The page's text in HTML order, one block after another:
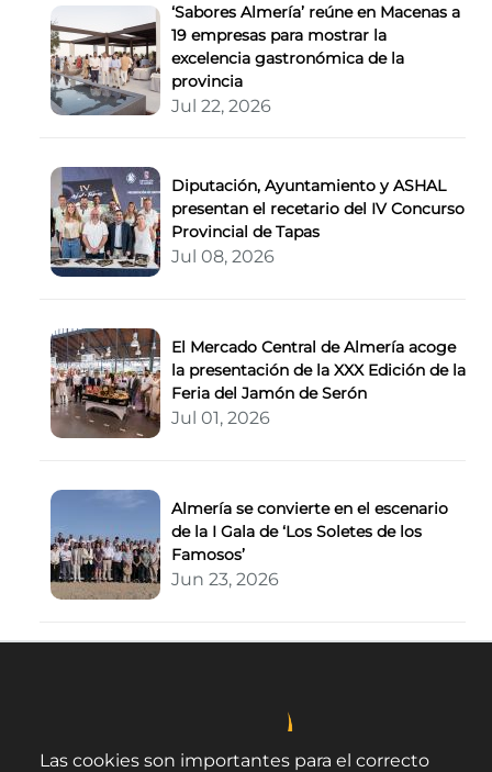
‘Sabores Almería’ reúne en Macenas a
19 empresas para mostrar la
excelencia gastronómica de la
provincia
Jul 22, 2026
Diputación, Ayuntamiento y ASHAL
presentan el recetario del IV Concurso
Provincial de Tapas
Jul 08, 2026
El Mercado Central de Almería acoge
la presentación de la XXX Edición de la
Feria del Jamón de Serón
Jul 01, 2026
Almería se convierte en el escenario
de la I Gala de ‘Los Soletes de los
Famosos’
Jun 23, 2026
Las cookies son importantes para el correcto